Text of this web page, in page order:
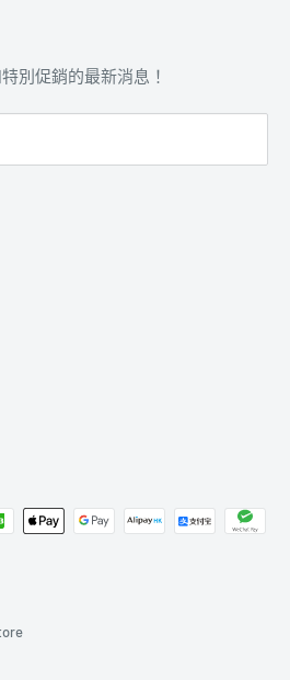
別促銷的最新消息！